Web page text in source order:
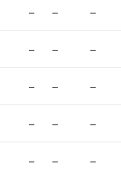
– – –
– – –
– – –
– – –
– – –